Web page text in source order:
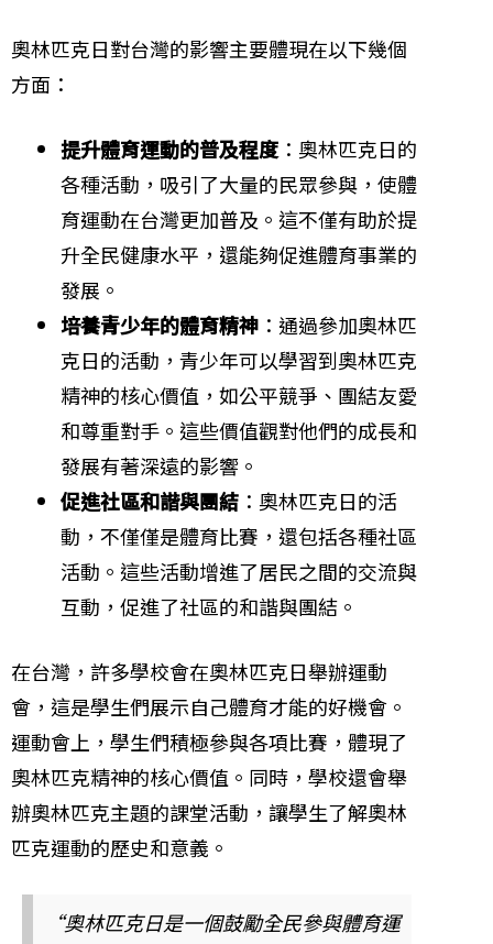
奧林匹克日對台灣的影響主要體現在以下幾個
方面：
提升體育運動的普及程度 ：奧林匹克日的
各種活動，吸引了大量的民眾參與，使體
育運動在台灣更加普及。這不僅有助於提
升全民健康水平，還能夠促進體育事業的
發展。
培養青少年的體育精神 ：通過參加奧林匹
克日的活動，青少年可以學習到奧林匹克
精神的核心價值，如公平競爭、團結友愛
和尊重對手。這些價值觀對他們的成長和
發展有著深遠的影響。
促進社區和諧與團結 ：奧林匹克日的活
動，不僅僅是體育比賽，還包括各種社區
活動。這些活動增進了居民之間的交流與
互動，促進了社區的和諧與團結。
在台灣，許多學校會在奧林匹克日舉辦運動
會，這是學生們展示自己體育才能的好機會。
運動會上，學生們積極參與各項比賽，體現了
奧林匹克精神的核心價值。同時，學校還會舉
辦奧林匹克主題的課堂活動，讓學生了解奧林
匹克運動的歷史和意義。
“奧林匹克日是一個鼓勵全民參與體育運